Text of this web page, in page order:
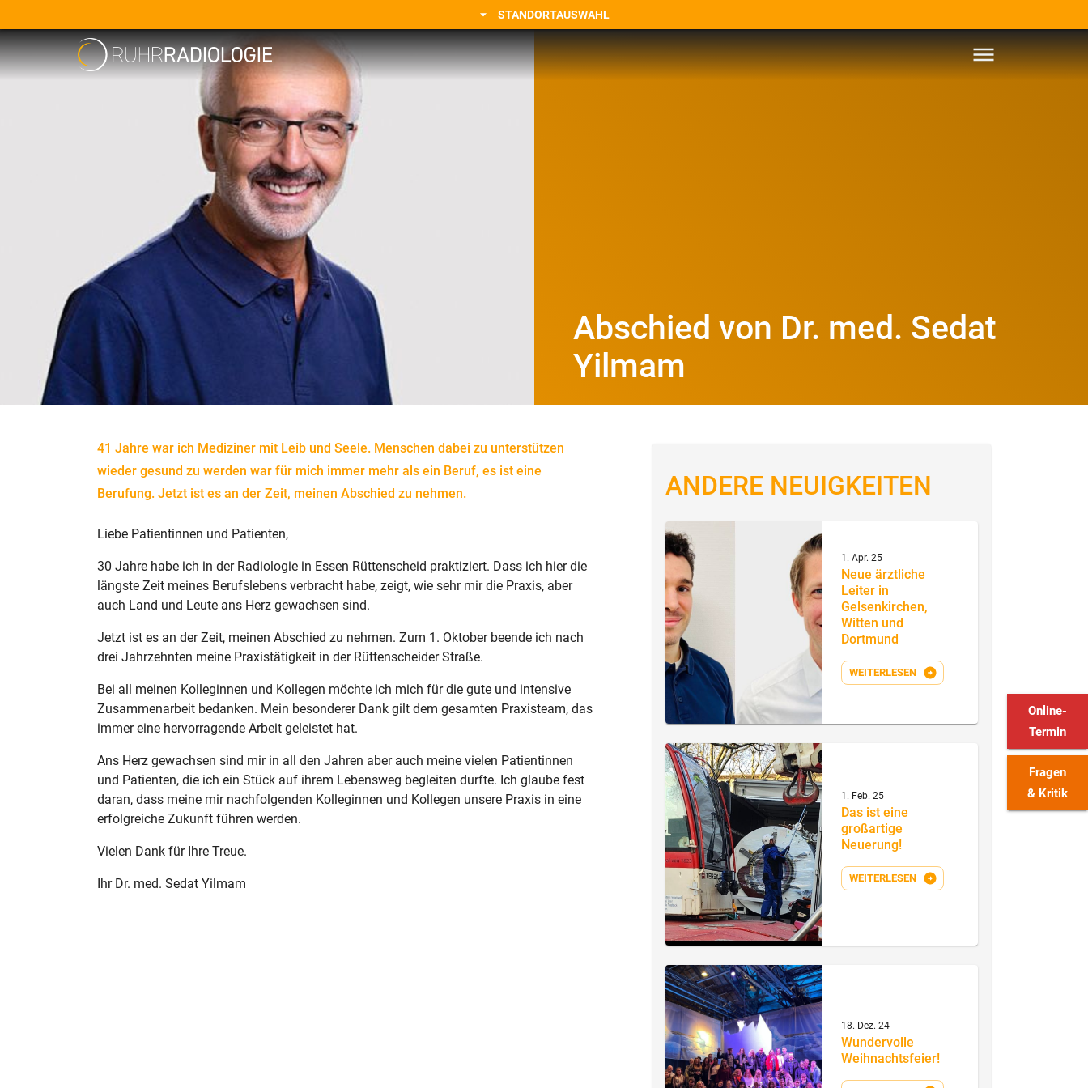
STANDORTAUSWAHL
Abschied von Dr. med. Sedat
Yilmam
41 Jahre war ich Mediziner mit Leib und Seele. Menschen dabei zu unterstützen
wieder gesund zu werden war für mich immer mehr als ein Beruf, es ist eine
Berufung. Jetzt ist es an der Zeit, meinen Abschied zu nehmen.
Liebe Patientinnen und Patienten,
30 Jahre habe ich in der Radiologie in Essen Rüttenscheid praktiziert. Dass ich hier die
längste Zeit meines Berufslebens verbracht habe, zeigt, wie sehr mir die Praxis, aber
auch Land und Leute ans Herz gewachsen sind.
Jetzt ist es an der Zeit, meinen Abschied zu nehmen. Zum 1. Oktober beende ich nach
drei Jahrzehnten meine Praxistätigkeit in der Rüttenscheider Straße.
Bei all meinen Kolleginnen und Kollegen möchte ich mich für die gute und intensive
Zusammenarbeit bedanken. Mein besonderer Dank gilt dem gesamten Praxisteam, das
immer eine hervorragende Arbeit geleistet hat.
Ans Herz gewachsen sind mir in all den Jahren aber auch meine vielen Patientinnen
und Patienten, die ich ein Stück auf ihrem Lebensweg begleiten durfte. Ich glaube fest
daran, dass meine mir nachfolgenden Kolleginnen und Kollegen unsere Praxis in eine
erfolgreiche Zukunft führen werden.
Vielen Dank für Ihre Treue.
Ihr Dr. med. Sedat Yilmam
ANDERE NEUIGKEITEN
1. Apr. 25
Neue ärztliche
Leiter in
Gelsenkirchen,
Witten und
Dortmund
WEITERLESEN
1. Feb. 25
Das ist eine
großartige
Neuerung!
WEITERLESEN
18. Dez. 24
Wundervolle
Weihnachtsfeier!
Online-
Termin
Fragen
& Kritik